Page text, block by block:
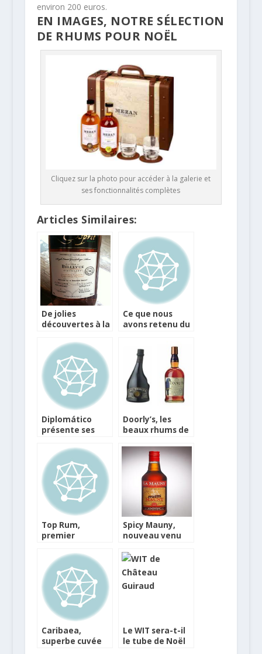
environ 200 euros.
EN IMAGES, NOTRE SÉLECTION
DE RHUMS POUR NOËL
Cliquez sur la photo pour accéder à la galerie et
ses fonctionnalités complètes
Articles Similaires:
De jolies
découvertes à la
Ce que nous
avons retenu du
Diplomático
présente ses
Planas
Doorly’s, les
beaux rhums de
Top Rum,
premier
rhums de
l’Océan Indien
Spicy Mauny,
nouveau venu
épicés
Caribaea,
superbe cuvée
Le WIT sera-t-il
le tube de Noël